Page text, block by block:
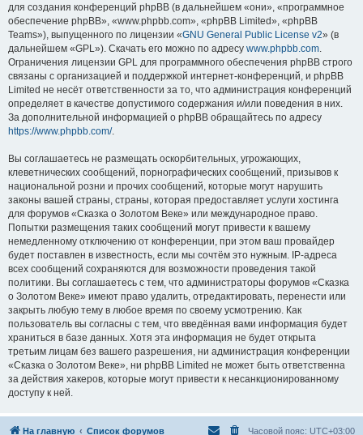
для создания конференций phpBB (в дальнейшем «они», «программное
обеспечение phpBB», «www.phpbb.com», «phpBB Limited», «phpBB
Teams»), выпущенного по лицензии «GNU General Public License v2» (в
дальнейшем «GPL»). Скачать его можно по адресу www.phpbb.com.
Ограничения лицензии GPL для программного обеспечения phpBB строго
связаны с организацией и поддержкой интернет-конференций, и phpBB
Limited не несёт ответственности за то, что администрация конференций
определяет в качестве допустимого содержания и/или поведения в них.
За дополнительной информацией о phpBB обращайтесь по адресу
https://www.phpbb.com/.
Вы соглашаетесь не размещать оскорбительных, угрожающих,
клеветнических сообщений, порнографических сообщений, призывов к
национальной розни и прочих сообщений, которые могут нарушить
законы вашей страны, страны, которая предоставляет услуги хостинга
для форумов «Сказка о Золотом Веке» или международное право.
Попытки размещения таких сообщений могут привести к вашему
немедленному отключению от конференции, при этом ваш провайдер
будет поставлен в известность, если мы сочтём это нужным. IP-адреса
всех сообщений сохраняются для возможности проведения такой
политики. Вы соглашаетесь с тем, что администраторы форумов «Сказка
о Золотом Веке» имеют право удалить, отредактировать, перенести или
закрыть любую тему в любое время по своему усмотрению. Как
пользователь вы согласны с тем, что введённая вами информация будет
храниться в базе данных. Хотя эта информация не будет открыта
третьим лицам без вашего разрешения, ни администрация конференции
«Сказка о Золотом Веке», ни phpBB Limited не может быть ответственна
за действия хакеров, которые могут привести к несанкционированному
доступу к ней.
На главную Список форумов Часовой пояс: UTC+03:00